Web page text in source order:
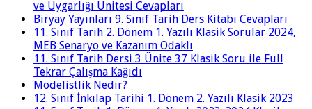
ve Uygarlığı Ünitesi Cevapları
Biryay Yayınları 9. Sınıf Tarih Ders Kitabı Cevapları
11. Sınıf Tarih 2. Dönem 1. Yazılı Klasik Sorular 2024,
MEB Senaryo ve Kazanım Odaklı
11. Sınıf Tarih Dersi 3 Ünite 37 Klasik Soru ile Full
Tekrar Çalışma Kağıdı
Modelistlik Nedir?
12. Sınıf İnkılap Tarihi 1. Dönem 2. Yazılı Klasik 2023